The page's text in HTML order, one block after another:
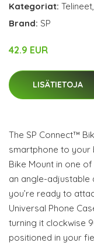
Kategoriat: Telineet,
Brand: SP
42.9 EUR
LISÄTIETOJA
The SP Connect™
smartphone to your
Bike Mount in one
an angle-adjustable
you’re ready to
Universal Phone
turning it clockwise
positioned in your